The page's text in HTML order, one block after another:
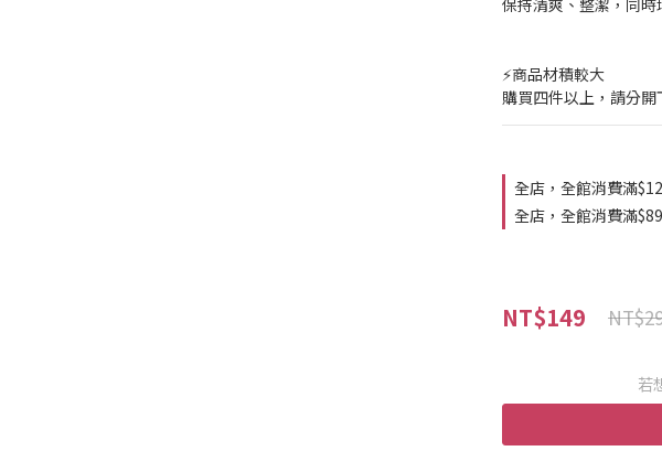
保持清爽、整潔，同
⚡商品材積較大
購買四件以上，請分
全店，全館消費滿
全店，全館消費滿
NT$149
若